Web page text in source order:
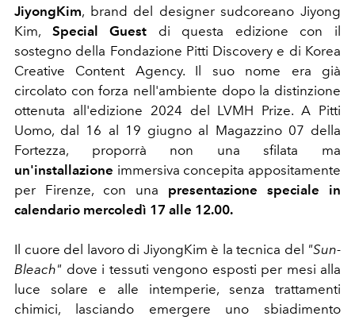
JiyongKim, brand del designer sudcoreano Jiyong
Kim, Special Guest di questa edizione con il
sostegno della Fondazione Pitti Discovery e di Korea
Creative Content Agency. Il suo nome era già
circolato con forza nell'ambiente dopo la distinzione
ottenuta all'edizione 2024 del LVMH Prize. A Pitti
Uomo, dal 16 al 19 giugno al Magazzino 07 della
Fortezza, proporrà non una sfilata ma
un'installazione immersiva concepita appositamente
per Firenze, con una presentazione speciale in
calendario mercoledì 17 alle 12.00.
Il cuore del lavoro di JiyongKim è la tecnica del "Sun-
Bleach" dove i tessuti vengono esposti per mesi alla
luce solare e alle intemperie, senza trattamenti
chimici, lasciando emergere uno sbiadimento